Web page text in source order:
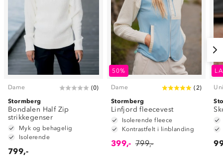
Dame (0)
Stormberg
Bondalen Half Zip
strikkegenser
Myk og behagelig
Isolerende
799,-
50%
Dame ( 2)
Stormberg
Linfjord fleecevest
Isolerende fleece
Kontrastfelt i linblanding
399,- 799,-